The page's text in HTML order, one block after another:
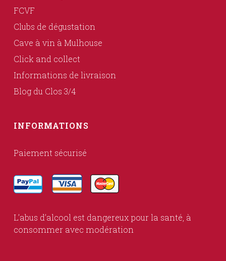
FCVF
Clubs de dégustation
Cave à vin à Mulhouse
Click and collect
Informations de livraison
Blog du Clos 3/4
INFORMATIONS
Paiement sécurisé
L’abus d’alcool est dangereux pour la santé, à
consommer avec modération